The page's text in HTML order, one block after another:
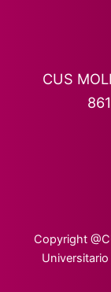
CUS
Copyright